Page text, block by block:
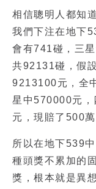
相信聰明人都知
我們下注在地下
會有741碰，三
共92131碰，假
9213100元，全
星中570000元
元，現賠了500萬
所以在地下539
種頭獎不累加的
獎，根本就是異